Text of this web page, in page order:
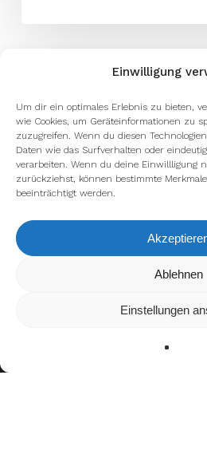
Einwilligung
Um dir ein optimales Erlebnis zu bieten,
wie Cookies, um Geräteinformationen zu
zuzugreifen. Wenn du diesen
Daten wie das Surfverhalten oder
verarbeiten. Wenn du deine Einwillligung
zurückziehst, können bestimmte
beeinträchtigt werden.
Ablehnen
Einstellungen
Wir verwenden Cookies, um dir die
kannst du
verwenden oder sie ausschalten.